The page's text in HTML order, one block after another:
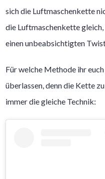
sich die Luftmaschenkette
die Luftmaschenkette gleich,
einen unbeabsichtigten
Für welche Methode ihr
überlassen, denn die Kette
immer die gleiche Technik: